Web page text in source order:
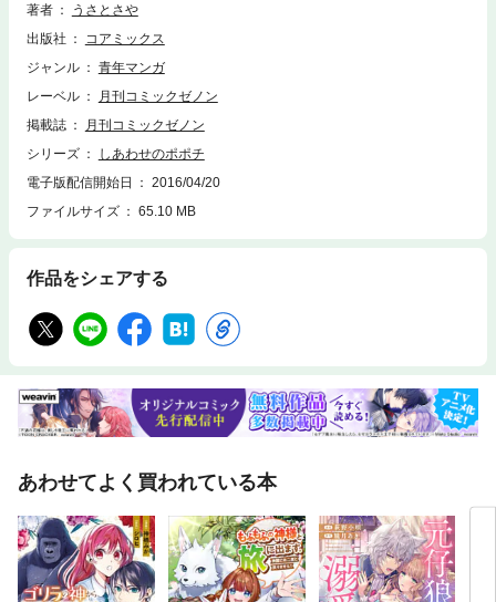
がれていく。優しい記憶を巡る感動物語！！
著者
うさとさや
出版社
コアミックス
ジャンル
青年マンガ
レーベル
月刊コミックゼノン
掲載誌
月刊コミックゼノン
シリーズ
しあわせのポポチ
電子版配信開始日
2016/04/20
ファイルサイズ
65.10 MB
作品をシェアする
あわせてよく買われている本